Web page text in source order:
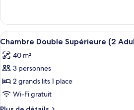
Chambre
Double
(2
Adults)
le
type
de
Chambre
Double
Adults)
Afficher
toutes
les
photos
pour
ce
type
Une
3
Chambre Double Supérieure (2
40 m²
3 personnes
2 grands lits 1 place
Wi-Fi gratuit